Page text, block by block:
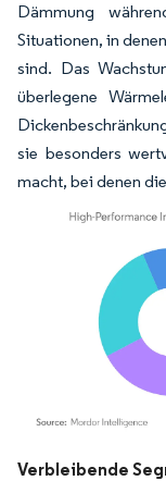
Dämmung
Situationen, in
sind. Das
überlegene
sie besonders
macht, bei denen
Bild © Mordor
Verbleibende